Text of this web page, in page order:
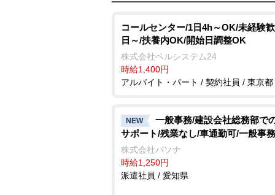
コールセンター/1日4h～OK/未経験
日～/扶養内OK/開始日調整OK
株式会社ベルシステム24
時給1,400円
アルバイト・パート / 契約社員 / 東京都
NEW
一般事務/建設会社総務部で
サポート/残業なし/車通勤可/一般事
株式会社パソナ
時給1,250円
派遣社員 / 愛知県